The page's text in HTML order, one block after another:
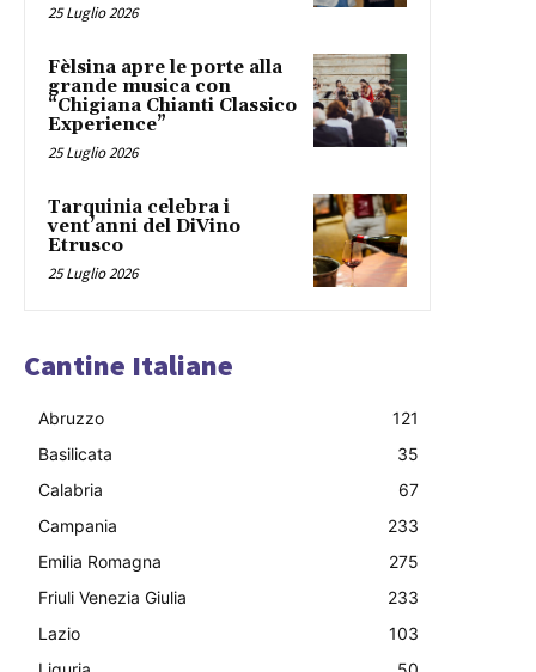
25 Luglio 2026
Fèlsina apre le porte alla
grande musica con
“Chigiana Chianti Classico
Experience”
25 Luglio 2026
Tarquinia celebra i
vent’anni del DiVino
Etrusco
25 Luglio 2026
Cantine Italiane
Abruzzo
121
Basilicata
35
Calabria
67
Campania
233
Emilia Romagna
275
Friuli Venezia Giulia
233
Lazio
103